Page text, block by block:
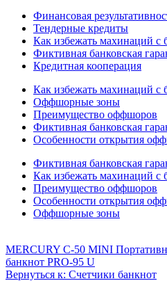
Финансовая
Тендерные кредиты
Как избежать махинаций с
Фиктивная банковская
Кредитная кооперация
Как избежать махинаций с
Оффшорные зоны
Преимущество оффшоров
Фиктивная банковская
Особенности открытия
Фиктивная банковская
Как избежать махинаций с
Преимущество оффшоров
Особенности открытия
Оффшорные зоны
MERCURY C-50 MINI
банкнот PRO-95 U
Вернуться к: Счетчики банкнот